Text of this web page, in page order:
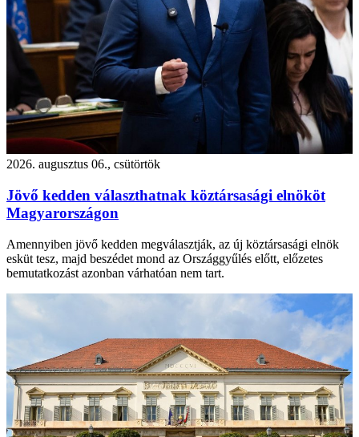
2026. augusztus 06., csütörtök
Jövő kedden választhatnak köztársasági elnököt
Magyarországon
Amennyiben jövő kedden megválasztják, az új köztársasági elnök
esküt tesz, majd beszédet mond az Országgyűlés előtt, előzetes
bemutatkozást azonban várhatóan nem tart.